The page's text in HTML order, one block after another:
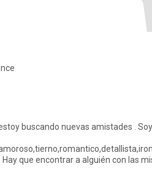
buscando nuevas amistades .
que encontrar a alguién con las